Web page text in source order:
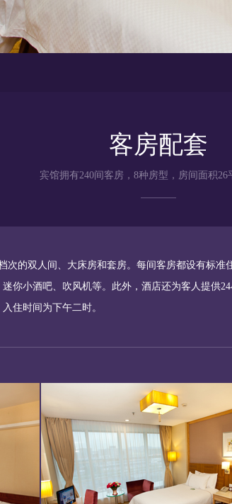
客房配套
宾馆拥有240间客房，8种房型，房间面积26
次的双人间、大床房和套房。每间客房都设有标
你小酒吧、吹风机等。此外，酒店还为客人提供
住时间为下午二时。